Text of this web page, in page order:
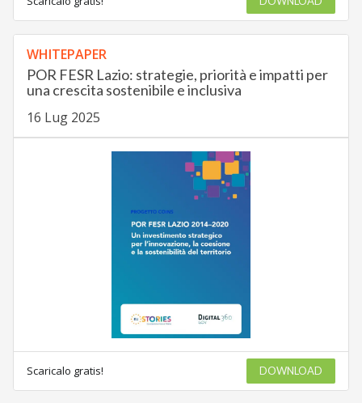
WHITEPAPER
POR FESR Lazio: strategie, priorità e impatti per
una crescita sostenibile e inclusiva
16 Lug 2025
Scaricalo gratis! DOWNLOAD